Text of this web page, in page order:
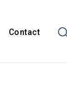
Contact